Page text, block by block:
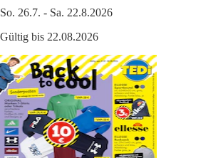
So. 26.7. - Sa. 22.8.2026
Gültig bis 22.08.2026